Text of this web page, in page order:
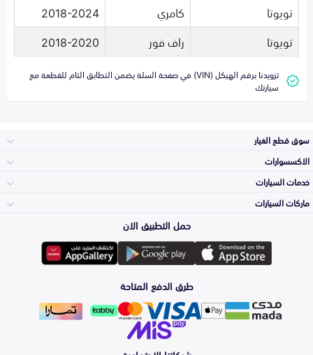
تويوتا
كامري
2018-2024
تويوتا
راف فور 2018-2020
تزويدنا برقم الهيكل (VIN) في صفحة السلة يضمن التطابق التام للقطعة مع
سيارتك
سوق قطع الغيار
المكائن، القيرات
وملحقاتها
الشمعات
والاصطبات (الاضاءة)
الفرامل والأقمشة
الاكسسوارات
لوازم الرحلات
اكسسوارات العناية
خدمات السيارات
الأكثر مبيعاً
التلميع والعناية
ماركات السيارات
تويوتا
هيونداي
حمل التطبيق الان
طرق الدفع المتاحة